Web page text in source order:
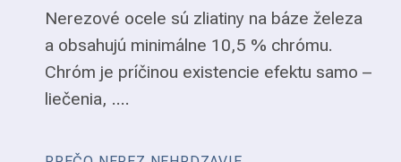
Nerezové ocele sú zliatiny na báze železa
a obsahujú minimálne 10,5 % chrómu.
Chróm je príčinou existencie efektu samo –
liečenia, ....